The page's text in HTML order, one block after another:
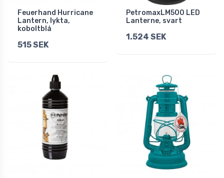
Feuerhand Hurricane
Lantern, lykta,
koboltblå
515 SEK
PetromaxLM500 LED
Lanterne, svart
1.524 SEK